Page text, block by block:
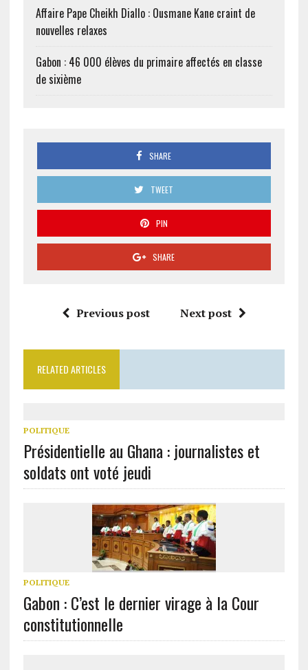
Affaire Pape Cheikh Diallo : Ousmane Kane craint de
nouvelles relaxes
Gabon : 46 000 élèves du primaire affectés en classe
de sixième
SHARE
TWEET
PIN
SHARE
Previous post Next post
RELATED ARTICLES
POLITIQUE
Présidentielle au Ghana : journalistes et
soldats ont voté jeudi
POLITIQUE
Gabon : C’est le dernier virage à la Cour
constitutionnelle